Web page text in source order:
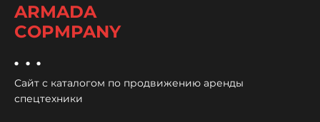
ARMADA
COPMPANY
...
Сайт с каталогом по продвижению аренды
спецтехники